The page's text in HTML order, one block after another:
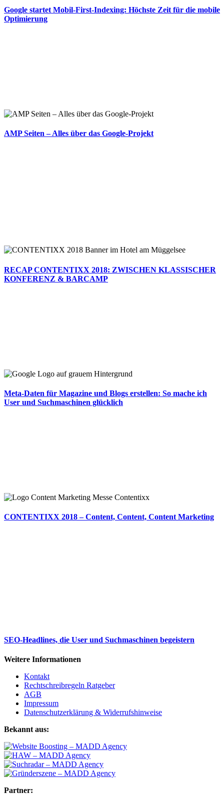
Google startet Mobil-First-Indexing: Höchste Zeit für die mobile
Optimierung
AMP Seiten – Alles über das Google-Projekt
RECAP CONTENTIXX 2018: ZWISCHEN KLASSISCHER
KONFERENZ & BARCAMP
Meta-Daten für Magazine und Blogs erstellen: So mache ich
User und Suchmaschinen glücklich
CONTENTIXX 2018 – Content, Content, Content Marketing
SEO-Headlines, die User und Suchmaschinen begeistern
Weitere Informationen
Kontakt
Rechtschreibregeln Ratgeber
AGB
Impressum
Datenschutzerklärung & Widerrufshinweise
Bekannt aus:
Partner: